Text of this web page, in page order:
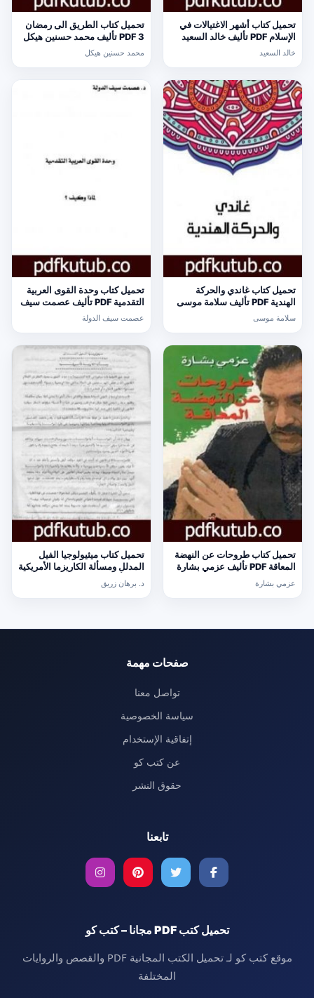
تحميل كتاب أشهر الاغتيالات في
الإسلام PDF تأليف خالد السعيد
مجانا [كامل]
خالد السعيد
تحميل كتاب الطريق الى رمضان
3 PDF تأليف محمد حسنين هيكل
محمد حسنين هيكل
تحميل كتاب غاندي والحركة
الهندية PDF تأليف سلامة موسى
مجانا [كامل]
سلامة موسى
تحميل كتاب وحدة القوى العربية
التقدمية PDF تأليف عصمت سيف
الدولة مجانا [كامل]
عصمت سيف الدولة
تحميل كتاب طروحات عن النهضة
المعاقة PDF تأليف عزمي بشارة
مجانا [كامل]
عزمي بشارة
تحميل كتاب ميثيولوجيا الفيل
المدلل ومسألة الكاريزما الأمريكية
PDF تأليف د. برهان زريق مجانا
[كامل]
د. برهان زريق
صفحات مهمة
تواصل معنا
سياسة الخصوصية
إتفاقية الإستخدام
عن كتب كو
حقوق النشر
تابعنا
تحميل كتب PDF مجانا – كتب كو
موقع كتب كو لـ تحميل الكتب المجانية PDF والقصص والروايات
المختلفة